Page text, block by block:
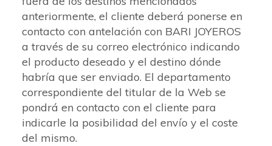
anteriormente, el cliente deberá ponerse en
contacto con antelación con BARI JOYEROS
a través de su correo electrónico indicando
el producto deseado y el destino dónde
habría que ser enviado. El departamento
correspondiente del titular de la Web se
pondrá en contacto con el cliente para
indicarle la posibilidad del envío y el coste
del mismo.